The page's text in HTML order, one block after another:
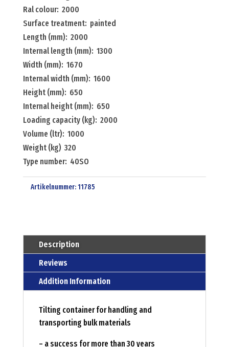
Ral colour: 2000
Surface treatment: painted
Length (mm): 2000
Internal length (mm): 1300
Width (mm): 1670
Internal width (mm): 1600
Height (mm): 650
Internal height (mm): 650
Loading capacity (kg): 2000
Volume (ltr): 1000
Weight (kg) 320
Type number: 40SO
Artikelnummer:11785
Description
Reviews
Addition Information
Tilting container for handling and
transporting bulk materials
– a success for more than 30 years